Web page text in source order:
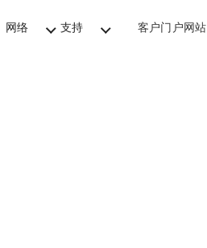
网络 支持 客户门户网站